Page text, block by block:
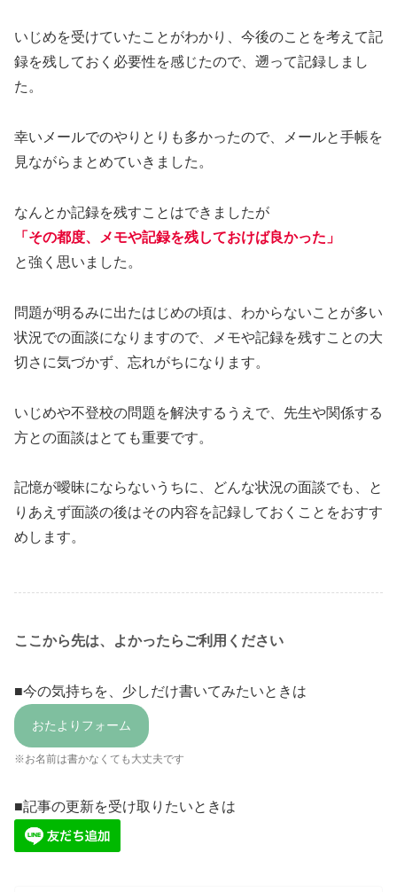
いじめを受けていたことがわかり、今後のことを考えて記
録を残しておく必要性を感じたので、遡って記録しまし
た。
幸いメールでのやりとりも多かったので、メールと手帳を
見ながらまとめていきました。
なんとか記録を残すことはできましたが
「その都度、メモや記録を残しておけば良かった」
と強く思いました。
問題が明るみに出たはじめの頃は、わからないことが多い
状況での面談になりますので、メモや記録を残すことの大
切さに気づかず、忘れがちになります。
いじめや不登校の問題を解決するうえで、先生や関係する
方との面談はとても重要です。
記憶が曖昧にならないうちに、どんな状況の面談でも、と
りあえず面談の後はその内容を記録しておくことをおすす
めします。
ここから先は、よかったらご利用ください
■今の気持ちを、少しだけ書いてみたいときは
おたよりフォーム
※お名前は書かなくても大丈夫です
■記事の更新を受け取りたいときは